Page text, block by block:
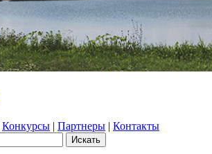
Конкурсы | Партнеры | Контакты